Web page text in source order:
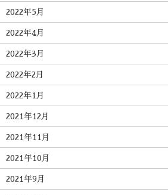
2022年5月
2022年4月
2022年3月
2022年2月
2022年1月
2021年12月
2021年11月
2021年10月
2021年9月